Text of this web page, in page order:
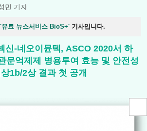
민 기자
'유료 뉴스서비스 BioS+' 기사입니다.
신-네오이뮨텍, ASCO 2020서 하
문억제제 병용투여 효능 및 안전성
1b/2상 결과 첫 공개